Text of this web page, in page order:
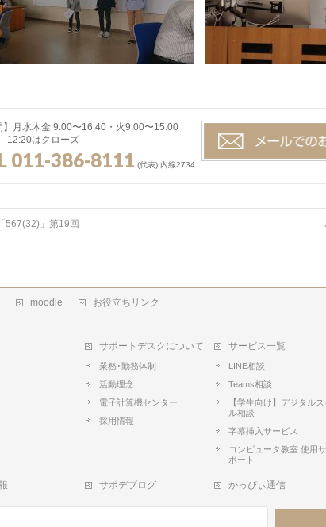
】月水木金 9:00〜16:40・火9:00〜15:00
12:20はクローズ
011-386-8111 (代表) 内線2734
567(32)」第19回
moodle お役立ちリンク
サポートデスクについて
業務･勤務体制
活動理念
電子計算機センター
採用情報
サービス一覧
LINE相談
Teams相談
【学生向け】デジタルス
ル相談
字幕挿入サービス
コンピュータ教室 使用サ
ポート
サポデブログ かっぴぃ通信